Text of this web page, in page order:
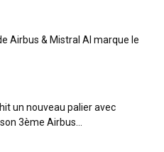
Airbus & Mistral AI marque le
un nouveau palier avec
3ème Airbus...